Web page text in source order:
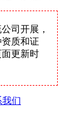
司开展，
质和证
更新时
我们